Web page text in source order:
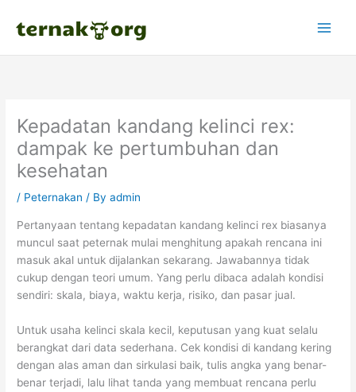
Kepadatan kandang kelinci rex:
dampak ke pertumbuhan dan
kesehatan
/ Peternakan / Byadmin
Pertanyaan tentang kepadatan kandang kelinci rex biasanya
muncul saat peternak mulai menghitung apakah rencana ini
masuk akal untuk dijalankan sekarang. Jawabannya tidak
cukup dengan teori umum. Yang perlu dibaca adalah kondisi
sendiri: skala, biaya, waktu kerja, risiko, dan pasar jual.
Untuk usaha kelinci skala kecil, keputusan yang kuat selalu
berangkat dari data sederhana. Cek kondisi di kandang kering
dengan alas aman dan sirkulasi baik, tulis angka yang benar-
benar terjadi, lalu lihat tanda yang membuat rencana perlu